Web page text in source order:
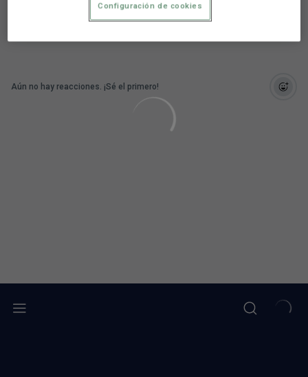
Aún no hay reacciones. ¡Sé el primero!
Configuración de cookies